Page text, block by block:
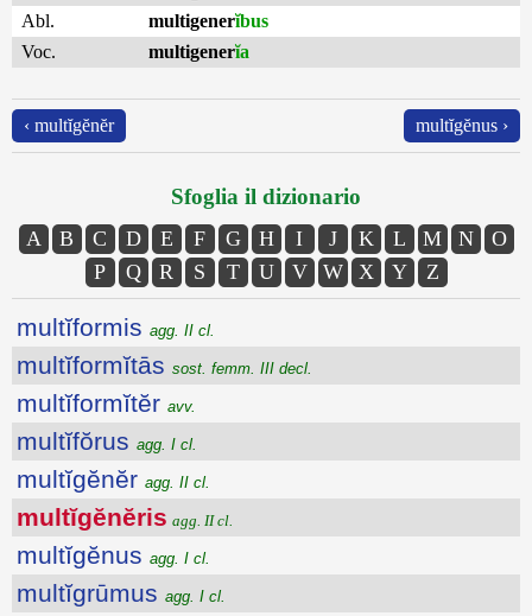
Abl.
multigenerĭbus
Voc.
multigenerĭa
‹ multĭgĕnĕr multĭgĕnus ›
Sfoglia il dizionario
A B C D E F G H I J K L M N
O
P
Q R S T U V W X Y Z
multĭformis agg. II cl.
multĭformĭtās sost. femm. III decl.
multĭformĭtĕr avv.
multĭfŏrus agg. I cl.
multĭgĕnĕr agg. II cl.
multĭgĕnĕris agg. II cl.
multĭgĕnus agg. I cl.
multĭgrūmus agg. I cl.